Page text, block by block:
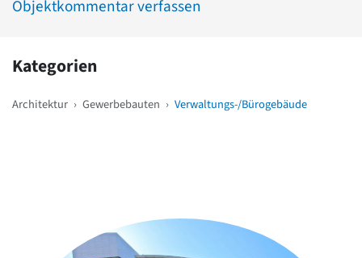
Objektkommentar verfassen
Kategorien
Architektur › Gewerbebauten › Verwaltungs-/Bürogebäude